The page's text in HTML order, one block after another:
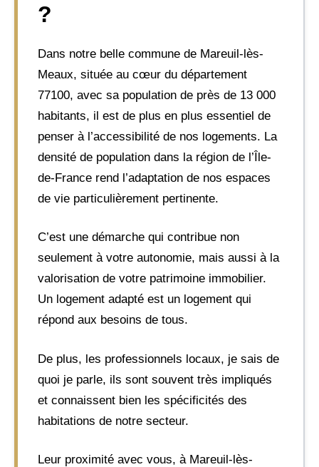
?
Dans notre belle commune de Mareuil-lès-
Meaux, située au cœur du département
77100, avec sa population de près de 13 000
habitants, il est de plus en plus essentiel de
penser à l’accessibilité de nos logements. La
densité de population dans la région de l’Île-
de-France rend l’adaptation de nos espaces
de vie particulièrement pertinente.
C’est une démarche qui contribue non
seulement à votre autonomie, mais aussi à la
valorisation de votre patrimoine immobilier.
Un logement adapté est un logement qui
répond aux besoins de tous.
De plus, les professionnels locaux, je sais de
quoi je parle, ils sont souvent très impliqués
et connaissent bien les spécificités des
habitations de notre secteur.
Leur proximité avec vous, à Mareuil-lès-